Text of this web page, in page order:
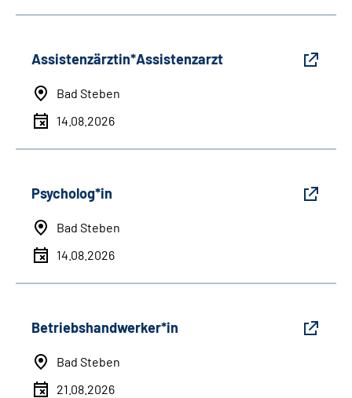
Assistenzärztin*Assistenzarzt
Bad Steben
14.08.2026
Psycholog*in
Bad Steben
14.08.2026
Betriebshandwerker*in
Bad Steben
21.08.2026